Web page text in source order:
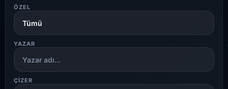
ÖZEL
YAZAR
ÇIZER